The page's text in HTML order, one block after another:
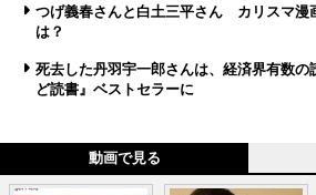
つげ義春さんと白土三平さん カリスマ漫
は？
死去した丹羽宇一郎さんは、経済界有数
ど読書』ベストセラーに
動画で見る